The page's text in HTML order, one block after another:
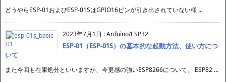
どうやらESP-01およびESP-01SはGPIO16ピンが引き出されていない様 ...
2023年7月1日 :Arduino/ESP32
ESP-01（ESP-01S）の基本的な起動方法、使い方につ
いて
また今回も在庫処分といいますか、今更感の強いESP8266について。 ESP82 ...